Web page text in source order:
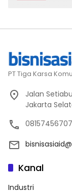
PT Tiga Karsa
Jalan
Jakarta
Kanal
Industri